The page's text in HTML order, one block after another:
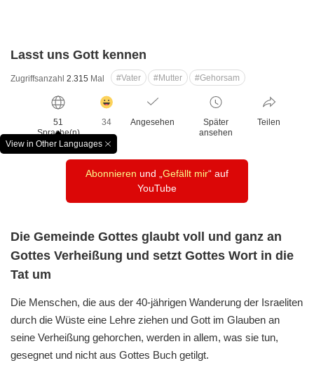
Lasst uns Gott kennen
Zugriffsanzahl 2.315 Mal #Vater #Mutter #Gehorsam
51
Sprache(n)
View in Other Languages
창
기
릭
수
34 Angesehen
Später
ansehen
Teilen
Abonnieren und „ Gefällt mir“ auf
YouTube
Die Gemeinde Gottes glaubt voll und ganz an
Gottes Verheißung und setzt Gottes Wort in die
Tat um
Die Menschen, die aus der 40-jährigen Wanderung der Israeliten
durch die Wüste eine Lehre ziehen und Gott im Glauben an
seine Verheißung gehorchen, werden in allem, was sie tun,
gesegnet und nicht aus Gottes Buch getilgt.